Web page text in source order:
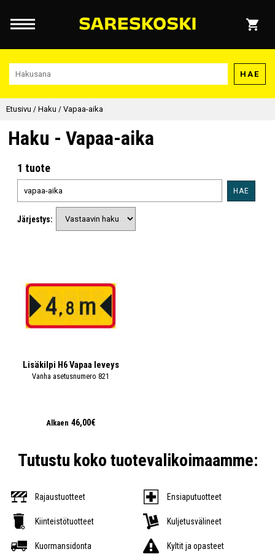
HAE
Etusivu / Haku / Vapaa-aika
Haku - Vapaa-aika
1 tuote
HAE
Järjestys:
Lisäkilpi H6 Vapaa leveys
Vanha asetusnumero 821
Alkaen 46,00€
Tutustu koko tuotevalikoimaamme:
Rajaustuotteet Ensiaputuotteet
Kiinteistötuotteet Kuljetusvälineet
Kuormansidonta Kyltit ja opasteet